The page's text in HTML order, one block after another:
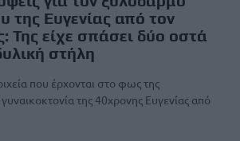
της Ευγενίας από τον
Της είχε σπάσει δύο οστά
στήλη
που έρχονται στο φως της
της 40χρονης Ευγενίας από